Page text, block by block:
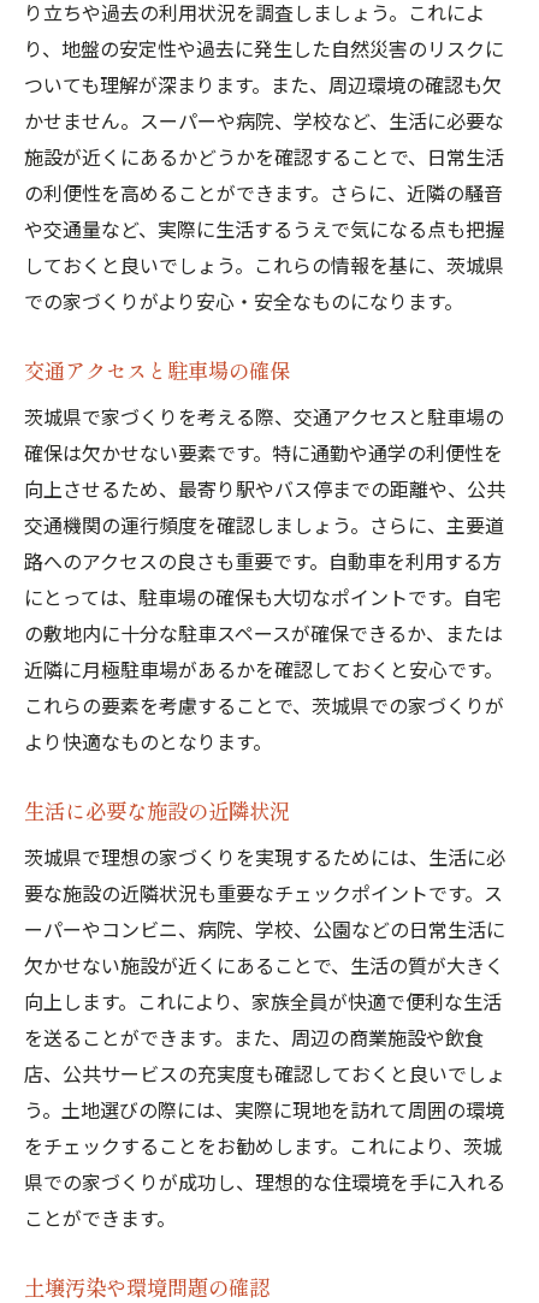
り立ちや過去の利用状況を調査しましょう。これによ
り、地盤の安定性や過去に発生した自然災害のリスクに
ついても理解が深まります。また、周辺環境の確認も欠
かせません。スーパーや病院、学校など、生活に必要な
施設が近くにあるかどうかを確認することで、日常生活
の利便性を高めることができます。さらに、近隣の騒音
や交通量など、実際に生活するうえで気になる点も把握
しておくと良いでしょう。これらの情報を基に、茨城県
での家づくりがより安心・安全なものになります。
交通アクセスと駐車場の確保
茨城県で家づくりを考える際、交通アクセスと駐車場の
確保は欠かせない要素です。特に通勤や通学の利便性を
向上させるため、最寄り駅やバス停までの距離や、公共
交通機関の運行頻度を確認しましょう。さらに、主要道
路へのアクセスの良さも重要です。自動車を利用する方
にとっては、駐車場の確保も大切なポイントです。自宅
の敷地内に十分な駐車スペースが確保できるか、または
近隣に月極駐車場があるかを確認しておくと安心です。
これらの要素を考慮することで、茨城県での家づくりが
より快適なものとなります。
生活に必要な施設の近隣状況
茨城県で理想の家づくりを実現するためには、生活に必
要な施設の近隣状況も重要なチェックポイントです。ス
ーパーやコンビニ、病院、学校、公園などの日常生活に
欠かせない施設が近くにあることで、生活の質が大きく
向上します。これにより、家族全員が快適で便利な生活
を送ることができます。また、周辺の商業施設や飲食
店、公共サービスの充実度も確認しておくと良いでしょ
う。土地選びの際には、実際に現地を訪れて周囲の環境
をチェックすることをお勧めします。これにより、茨城
県での家づくりが成功し、理想的な住環境を手に入れる
ことができます。
土壌汚染や環境問題の確認